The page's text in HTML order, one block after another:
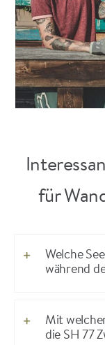
für
Welche
während
Mit
die SH 77